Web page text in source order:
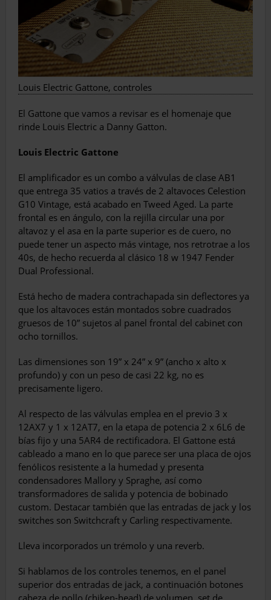
Louis Electric Gattone, controles
El Gattone que vamos a revisar es el homenaje que
rinde Louis Electric a Danny Gatton.
Louis Electric Gattone
El amplificador es un combo a válvulas de clase AB1
que entrega 35 vatios a través de 2 altavoces Celestion
G10 Vintage, está acabado en Tweed Aged. La parte
frontal es en ángulo, con la rejilla circular una por
altavoz y el asa en la parte superior es de cuero, no
puede tener un aspecto más vintage, nos retrotrae a los
40s, de hecho recuerda al clásico 18 w 1947 Fender
Dual Professional.
Está hecho de madera contrachapada sin deflectores ya
que los altavoces están montados sobre cuadrados
gruesos de 10” sujetos al panel frontal del cabinet con
ocho tornillos.
Las dimensiones son 19” x 24” x 9” (ancho x alto x
profundo) y con un peso de casi 22 kg, no es
precisamente ligero.
Al respecto de las válvulas emplea en el previo 3 x
12AX7 y 1 x 12AT7, en la etapa de potencia 2 x 6L6 de
bías fijo y una 5AR4 de rectificadora. El Gattone está
cableado a mano en lo que parece ser una placa de ojos
fenólicos resistente a la humedad y presenta
condensadores Mallory y Spraghe, así como
transformadores de salida y potencia de bobinado
custom. Destacar también que las entradas de jack y los
switches son Switchcraft y Carling respectivamente.
Lleva incorporados un trémolo y una reverb.
Si hablamos de los controles tenemos, en el panel
superior dos entradas de jack, a continuación botones
cabeza de pollo (chiken-head) de volumen, set de